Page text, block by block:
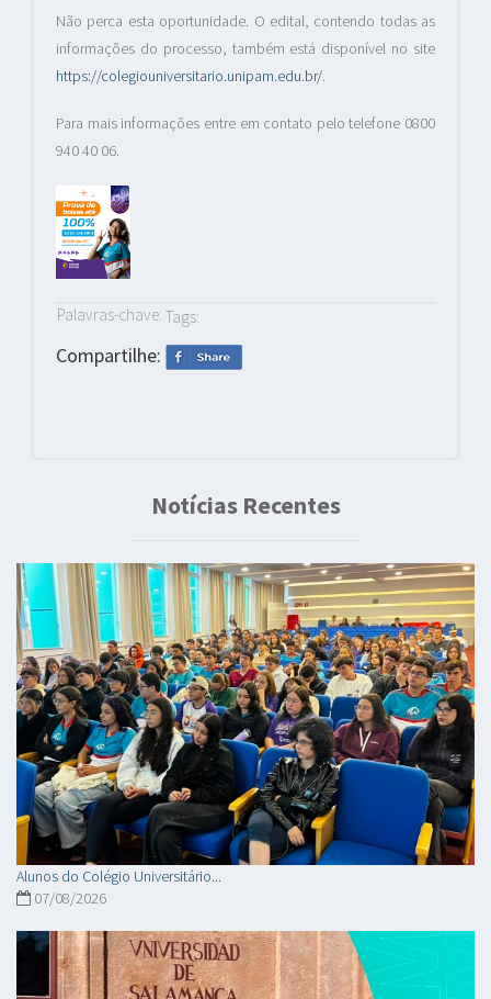
Não perca esta oportunidade. O edital, contendo todas as
informações do processo, também está disponível no site
https://colegiouniversitario.unipam.edu.br/.
Para mais informações entre em contato pelo telefone 0800
940 40 06.
Palavras-chave: Tags:
Compartilhe:
Notícias Recentes
Alunos do Colégio Universitário...
07/08/2026